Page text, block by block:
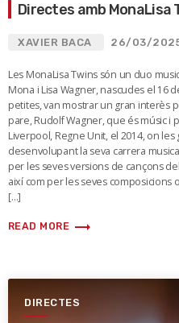
Directes amb MonaLisa
XAVIER BACA 26/03/
Les MonaLisa Twins són un duo
Mona i Lisa Wagner, nascudes el 16
petites, van mostrar un gran interès
pare, Rudolf Wagner, que és músic i
Liverpool, Regne Unit, el 2014, on
desenvolupant la seva carrera
per les seves versions de cançons
així com per les seves composicions
[…]
READ MORE trending_flat
DIRECTES